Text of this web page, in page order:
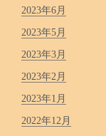
2023年6月
2023年5月
2023年3月
2023年2月
2023年1月
2022年12月